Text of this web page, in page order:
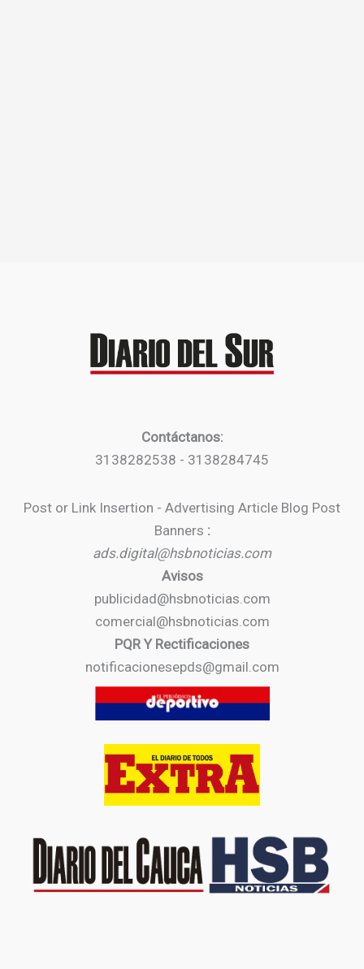
Contáctanos:
3138282538 - 3138284745
Post or Link Insertion - Advertising Article Blog Post
Banners :
ads.digital@hsbnoticias.com
Avisos
publicidad@hsbnoticias.com
comercial@hsbnoticias.com
PQR Y Rectificaciones
notificacionesepds@gmail.com